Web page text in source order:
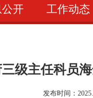
开 工作动态
级主任科员
发布时间：